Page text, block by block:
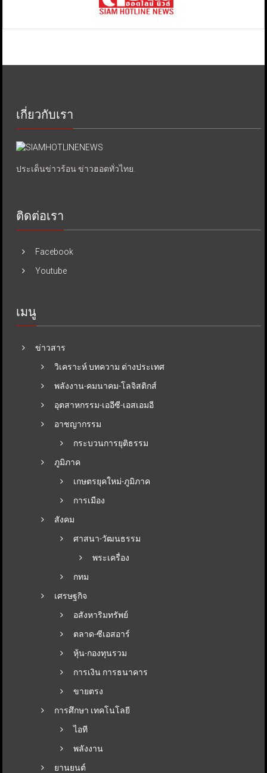
เกี่ยวกับเรา
ประเด็นข่าวร้อน ข่าวฮอตทั่วไทย.
ติดต่อเรา
Facebook
Youtube
เมนู
ข่าวสาร
วิเคราะห์ บทความ ต่างประเทศ
พลังงาน-คมนาคม-โลจิสติกส์
อุตสาหกรรม-เออีซี-เอสเอมอี
อาชญากรรม
กระบวนการยุติธรรม
ภูมิภาค
เกษตรยุคใหม่-ภูมิภาค
การเมือง
สังคม
ศาสนา-วัฒนธรรม
พระเครื่อง
กทม
เศรษฐกิจ
อสังหาริมทรัพย์
ตลาด-ซีเอสอาร์
หุ้น-กองทุนรวม
การเงิน การธนาคาร
ขายตรง
การศึกษา เทคโนโลยี
ไอที
พลังงาน
ยานยนต์